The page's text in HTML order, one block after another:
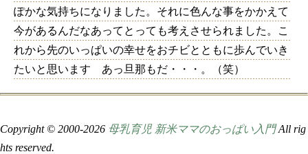
ぽかな気持ちになりました。それに色んな事をかかえて
今があるんだなあってとっても考えさせられました。こ
れから先のいっぱいの幸せをおチビとともに歩んでいき
たいと思います あっ旦那もだ・・・。（笑）
Copyright © 2000-2026 母乳育児 新米ママのおっぱい入門All rig
hts reserved.